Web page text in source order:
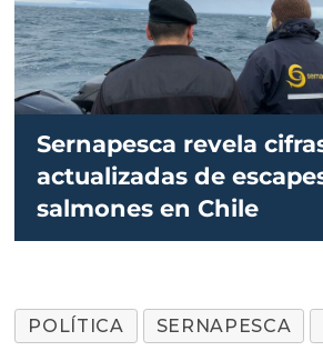
Sernapesca revela
actualizadas de
salmones en Chile
POLÍTICA SERNAPESCA